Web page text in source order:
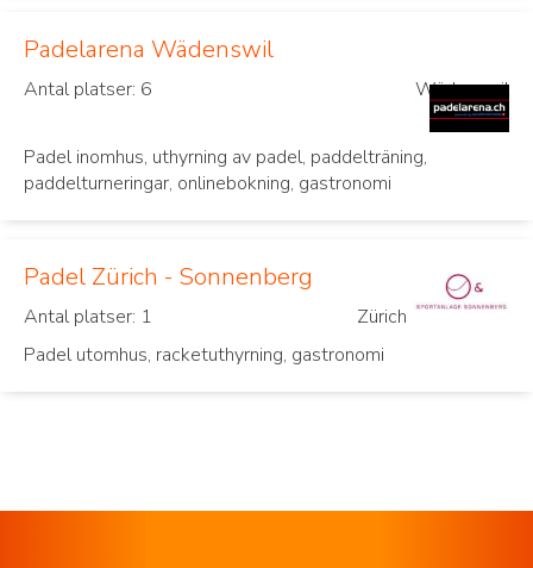
Padelarena Wädenswil
Antal platser: 6 Wädenswil
Padel inomhus, uthyrning av padel, paddelträning,
paddelturneringar, onlinebokning, gastronomi
Padel Zürich - Sonnenberg
Antal platser: 1
Zürich
Padel utomhus, racketuthyrning, gastronomi